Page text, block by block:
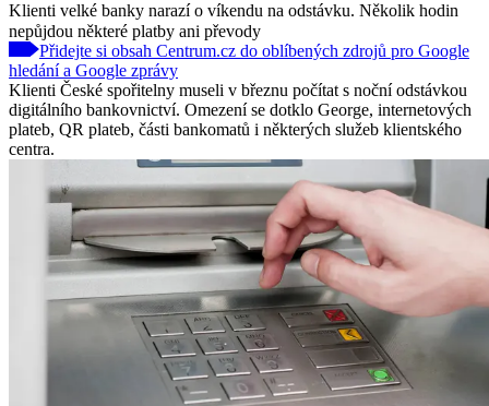
Klienti velké banky narazí o víkendu na odstávku. Několik hodin
nepůjdou některé platby ani převody
Přidejte si obsah Centrum.cz do oblíbených zdrojů pro Google
hledání a Google zprávy
Klienti České spořitelny museli v březnu počítat s noční odstávkou
digitálního bankovnictví. Omezení se dotklo George, internetových
plateb, QR plateb, části bankomatů i některých služeb klientského
centra.